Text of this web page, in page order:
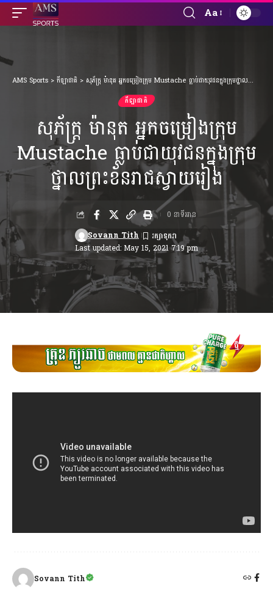
Font
Aa
AMS Sports > កីឡាជាតិ > សុភ័ក្ត្រ ម៉ានុត អ្នកចម្រៀងក្រុម Mustache ធ្លាប់ជាយុវជនក្នុងក្រុមថ្នាលព្រះខ័នរាជស្វាយរៀង
កីឡាជាតិ
សុភ័ក្ត្រ ម៉ានុត អ្នកចម្រៀងក្រុម
Mustache ធ្លាប់ជាយុវជនក្នុងក្រុម
ថ្នាលព្រះខ័នរាជស្វាយរៀង
Last updated: May 15, 2021 7:19 pm
Sovann Tith
0 នាទីអាន
Sovann Tith